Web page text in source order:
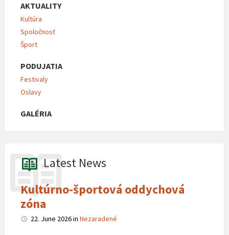
AKTUALITY
Kultúra
Spoločnosť
Šport
PODUJATIA
Festivaly
Oslavy
GALÉRIA
Latest News
Kultúrno-športová oddychová
zóna
22. June 2026in Nezaradené